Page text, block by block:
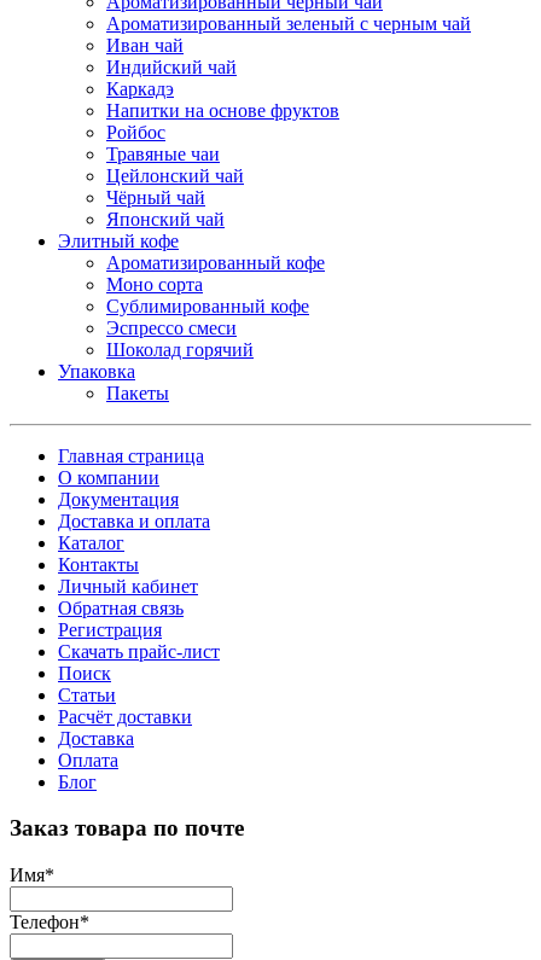
Ароматизированный зеленый с черным чай
Иван чай
Индийский чай
Каркадэ
Напитки на основе фруктов
Ройбос
Травяные чаи
Цейлонский чай
Чёрный чай
Японский чай
Элитный кофе
Ароматизированный кофе
Моно сорта
Сублимированный кофе
Эспрессо смеси
Шоколад горячий
Упаковка
Пакеты
Главная страница
О компании
Документация
Доставка и оплата
Каталог
Контакты
Личный кабинет
Обратная связь
Регистрация
Скачать прайс-лист
Поиск
Статьи
Расчёт доставки
Доставка
Оплата
Блог
Заказ товара по почте
Имя*
Телефон*